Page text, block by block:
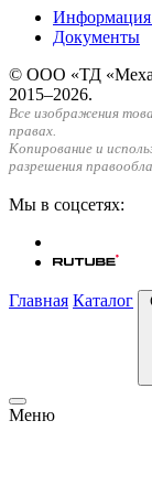
Документы
© ООО «ТД
2015–2026.
Все изображения
правах.
Копирование и
разрешения
Мы в соцсетях:
Главная Каталог
Меню